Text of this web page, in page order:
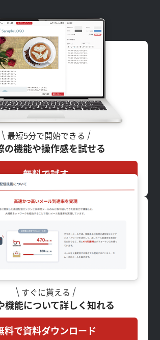
最短5分で開始できる
の機能や操作感を試せる
無料で試す
すぐに貰える
機能について詳しく知れる
料で資料ダウンロード